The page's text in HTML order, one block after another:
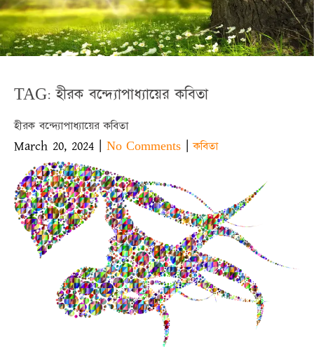
TAG: হীরক বন্দ্যোপাধ্যায়ের কবিতা
হীরক বন্দ্যোপাধ্যায়ের কবিতা
March 20, 2024 | No Comments |কবিতা